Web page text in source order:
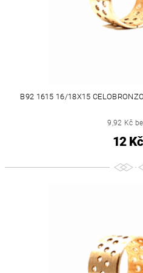
B92 1615 16/18X15
9,92 Kč
12 Kč